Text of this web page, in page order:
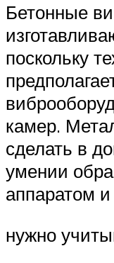
Бетонные
поскольку
камер.
сделать в
умении
аппаратом и
нужно